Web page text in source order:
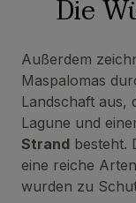
Die
Außerdem
Maspalomas
Landschaft aus,
Lagune und
Strand besteht.
eine reiche
wurden zu